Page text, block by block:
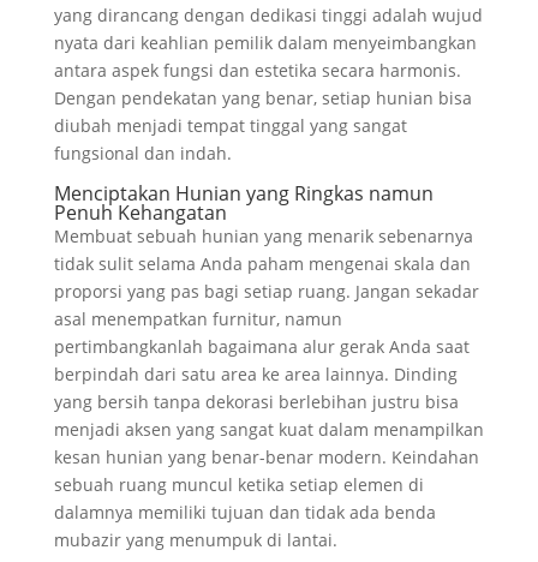
yang dirancang dengan dedikasi tinggi adalah wujud
nyata dari keahlian pemilik dalam menyeimbangkan
antara aspek fungsi dan estetika secara harmonis.
Dengan pendekatan yang benar, setiap hunian bisa
diubah menjadi tempat tinggal yang sangat
fungsional dan indah.
Menciptakan Hunian yang Ringkas namun
Penuh Kehangatan
Membuat sebuah hunian yang menarik sebenarnya
tidak sulit selama Anda paham mengenai skala dan
proporsi yang pas bagi setiap ruang. Jangan sekadar
asal menempatkan furnitur, namun
pertimbangkanlah bagaimana alur gerak Anda saat
berpindah dari satu area ke area lainnya. Dinding
yang bersih tanpa dekorasi berlebihan justru bisa
menjadi aksen yang sangat kuat dalam menampilkan
kesan hunian yang benar-benar modern. Keindahan
sebuah ruang muncul ketika setiap elemen di
dalamnya memiliki tujuan dan tidak ada benda
mubazir yang menumpuk di lantai.